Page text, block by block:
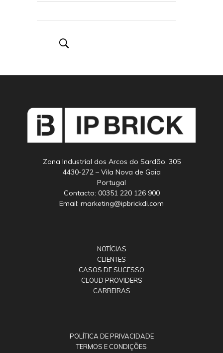
Zona Industrial dos Arcos do Sardão, 305
4430-272 – Vila Nova de Gaia
Portugal
Contacto: 00351 220 126 900
Email: marketing@ipbrickdi.com
NOTÍCIAS
CLIENTES
CASOS DE SUCESSO
CLOUD PROVIDERS
CARREIRAS
POLÍTICA DE PRIVACIDADE
TERMOS E CONDIÇÕES